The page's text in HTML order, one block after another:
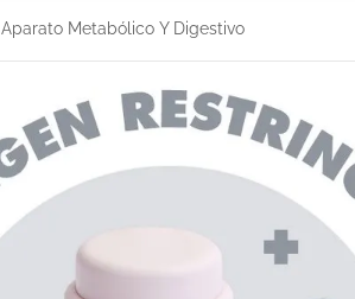
Aparato Metabólico Y Digestivo
1. eucerin
3. bioderma
7.